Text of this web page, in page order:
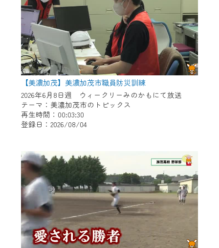
【美濃加茂】美濃加茂市職員防災訓練
2026年6月8日週 ウィークリーみのかもにて放送
テーマ：美濃加茂市のトピックス
再生時間：00:03:30
登録日：2026/08/04